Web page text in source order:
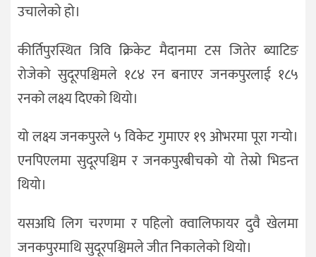
उचालेको हो।
कीर्तिपुरस्थित त्रिवि क्रिकेट मैदानमा टस जितेर ब्याटिङ
रोजेको सुदूरपश्चिमले १८४ रन बनाएर जनकपुरलाई १८५
रनको लक्ष्य दिएको थियो।
यो लक्ष्य जनकपुरले ५ विकेट गुमाएर १९ ओभरमा पूरा गर्‍यो।
एनपिएलमा सुदूरपश्चिम र जनकपुरबीचको यो तेस्रो भिडन्त
थियो।
यसअघि लिग चरणमा र पहिलो क्वालिफायर दुवै खेलमा
जनकपुरमाथि सुदूरपश्चिमले जीत निकालेको थियो।